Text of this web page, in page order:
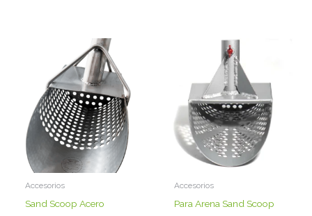
Accesorios
Sand Scoop Acero
Accesorios
Para Arena Sand Scoop